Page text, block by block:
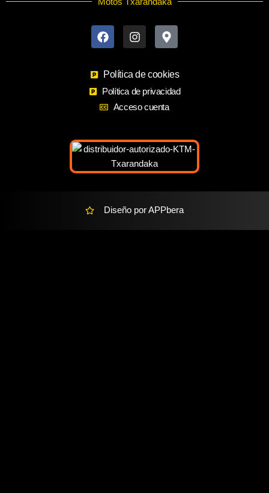
a
c
o
o
k
n
s
g
r
a
m
a
p
a
r
k
e
a
l
Política de cookies
Política de privacidad
Acceso cuenta
Diseño por APPbera